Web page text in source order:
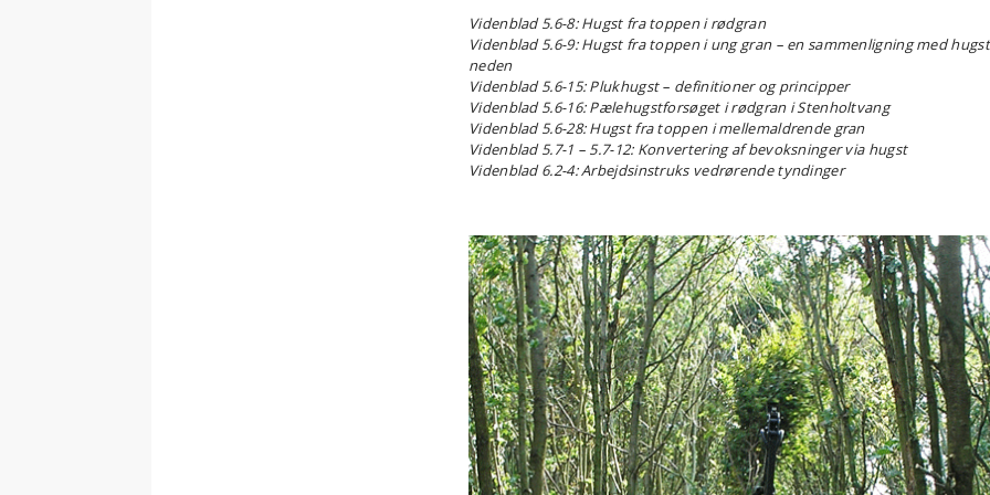
Videnblad 5.6-8: Hugst fra toppen i rødgran
Videnblad 5.6-9: Hugst fra toppen i ung gran – en sammenligning med
neden
Videnblad 5.6-15: Plukhugst – definitioner og principper
Videnblad 5.6-16: Pælehugstforsøget i rødgran i Stenholtvang
Videnblad 5.6-28: Hugst fra toppen i mellemaldrende gran
Videnblad 5.7-1 – 5.7-12: Konvertering af bevoksninger via hugst
Videnblad 6.2-4: Arbejdsinstruks vedrørende tyndinger